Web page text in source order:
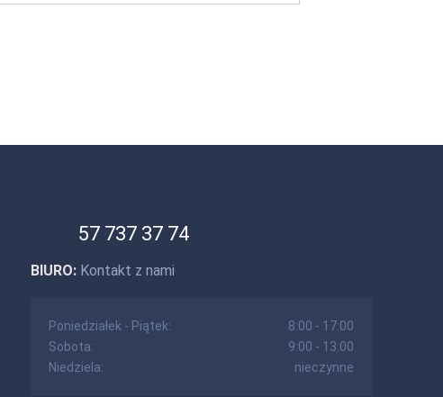
57 737 37 74
BIURO: Kontakt z nami
Poniedziałek - Piątek:
8:00 - 17:00
Sobota:
9:00 - 13:00
Niedziela:
nieczynne